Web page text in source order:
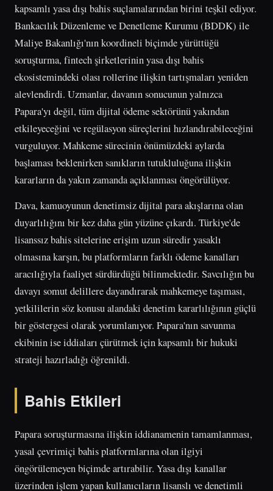
kapsamlı yasa dışı bahis suçlamalarından birini teşkil ediyor.
Bankacılık Düzenleme ve Denetleme Kurumu (BDDK) ile
Maliye Bakanlığı'nın koordineli biçimde yürüttüğü
soruşturma, fintech şirketlerinin yasa dışı bahis
ekosistemindeki olası rollerine ilişkin tartışmaları yeniden
alevlendirdi. Uzmanlar, davanın sonucunun yalnızca
Papara'yı değil, tüm dijital ödeme sektörünü yakından
etkileyeceğini ve regülasyon süreçlerini hızlandırabileceğini
vurguluyor. Mahkeme sürecinin önümüzdeki aylarda
başlaması beklenirken sanıkların tutukluluğuna ilişkin
kararların da yakın zamanda açıklanması öngörülüyor.
Dava, kamuoyunun denetimsiz dijital para akışlarına olan
duyarlılığını bir kez daha gün yüzüne çıkardı. Türkiye'de
lisanssız bahis sitelerine erişim uzun süredir yasaklı
olmasına karşın, bu platformların farklı ödeme kanalları
aracılığıyla faaliyet sürdürdüğü bilinmektedir. Savcılığın bu
davayı somut delillere dayandırarak mahkemeye taşıması,
yetkililerin söz konusu alandaki denetim kararlılığının güçlü
bir göstergesi olarak yorumlanıyor. Papara'nın savunma
ekibinin ise iddiaları çürütmek için kapsamlı bir hukuki
strateji hazırladığı öğrenildi.
Bahis Etkileri
Papara soruşturmasına ilişkin iddianamenin tamamlanması,
yasal çevrimiçi bahis platformlarına olan ilgiyi
öngörülemeyen biçimde artırabilir. Yasa dışı kanallar
üzerinden işlem yapan kullanıcıların lisanslı ve denetimli